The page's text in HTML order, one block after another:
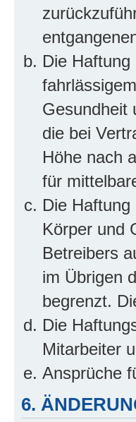
Die
Gesundheit
die bei
Höhe nach
für
Die
Körper und
Betreibers
im Übrigen
begrenzt.
Die
Mitarbeiter
Ansprüche
6.